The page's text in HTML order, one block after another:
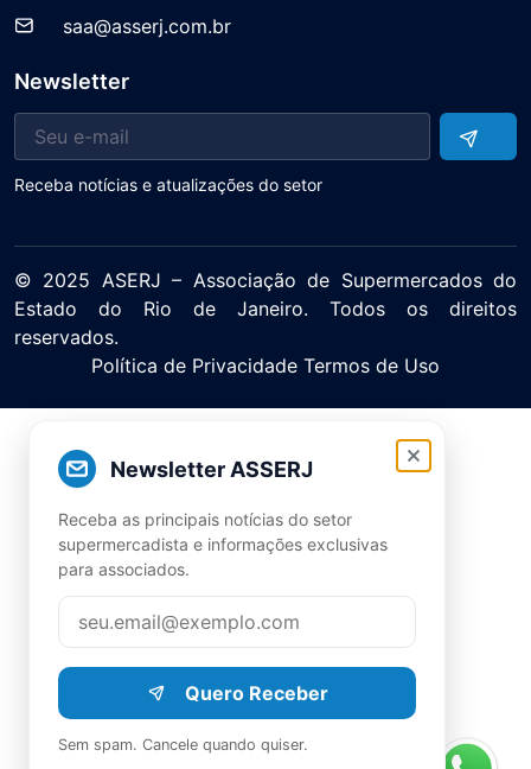
Newsletter ASSERJ
Receba as principais notícias do setor
supermercadista e informações exclusivas
para associados.
Quero Receber
Sem spam. Cancele quando quiser.
saa@asserj.com.br
Newsletter
Receba notícias e atualizações do setor
© 2025 ASERJ – Associação de Supermercados do
Estado do Rio de Janeiro. Todos os direitos
reservados.
Política de Privacidade Termos de Uso